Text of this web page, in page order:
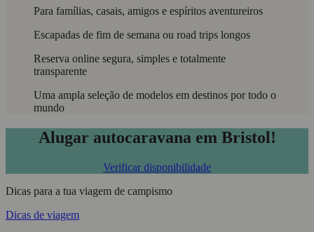
Para famílias, casais, amigos e espíritos aventureiros
Escapadas de fim de semana ou road trips longos
Reserva online segura, simples e totalmente
transparente
Uma ampla seleção de modelos em destinos por todo o
mundo
Alugar autocaravana em Bristol!
Verificar disponibilidade
Dicas para a tua viagem de campismo
Dicas de viagem